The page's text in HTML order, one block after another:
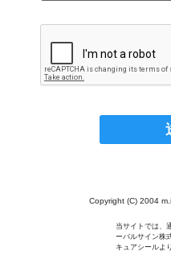
Copyright (C) 2004
当サイトでは、
ーバルサイン株
キュアシールよ